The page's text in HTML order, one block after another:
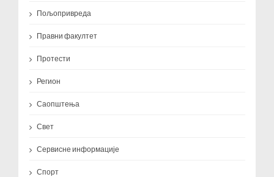
Пољопривреда
Правни факултет
Протести
Регион
Саопштења
Свет
Сервисне информације
Спорт